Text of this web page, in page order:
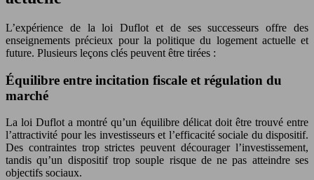
L’expérience de la loi Duflot et de ses successeurs offre des
enseignements précieux pour la politique du logement actuelle et
future. Plusieurs leçons clés peuvent être tirées :
Équilibre entre incitation fiscale et régulation du
marché
La loi Duflot a montré qu’un équilibre délicat doit être trouvé entre
l’attractivité pour les investisseurs et l’efficacité sociale du dispositif.
Des contraintes trop strictes peuvent décourager l’investissement,
tandis qu’un dispositif trop souple risque de ne pas atteindre ses
objectifs sociaux.